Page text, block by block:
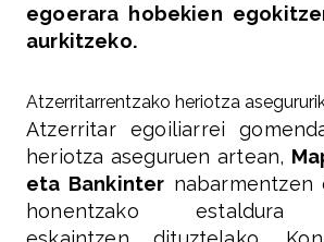
egoerara hobekien
aurkitzeko.
Atzerritarrentzako heriotza
Atzerritar egoiliarrei
heriotza aseguruen artean,
eta Bankinter nabarmentzen
honentzako estaldura